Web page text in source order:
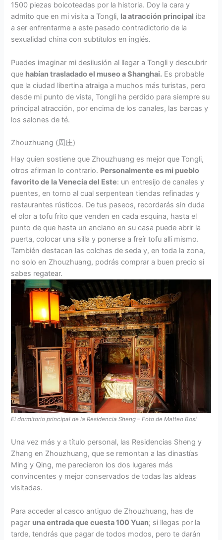
1500 piezas boicoteadas por la historia. Doy la cara y
admito que en mi visita a Tongli, la atracción principal iba
a ser enfrentarme a este pasado contradictorio de la
sexualidad china con subtítulos en inglés.
Puedes imaginar mi desilusión al llegar a Tongli y descubrir
que habían trasladado el museo a Shanghai. Es probable
que la ciudad libertina atraiga a muchos más turistas, pero
desde mi punto de vista, Tongli ha perdido para siempre su
principal atracción, por encima de los canales, las barcas y
los salones de té.
Zhouzhuang (周庄)
Hay quien sostiene que Zhouzhuang es mejor que Tongli,
otros afirman lo contrario. Personalmente es mi pueblo
favorito de la Venecia del Este: un entresijo de canales y
puentes, en torno al cual serpentean tiendas refinadas y
restaurantes rústicos. De tus paseos, recordarás sin duda
el olor a tofu frito que venden en cada esquina, hasta el
punto de que hasta un anciano en su casa puede abrir la
puerta, colocar una silla y ponerse a freír tofu allí mismo.
También destacan las colchas de seda y, en toda la zona,
no solo en Zhouzhuang, podrás comprar a buen precio si
sabes regatear.
El dormitorio principal de la Residencia Sheng – Foto de Matteo Bosi
Una vez más y a título personal, las Residencias Sheng y
Zhang en Zhouzhuang, que se remontan a las dinastías
Ming y Qing, me parecieron los dos lugares más
convincentes y mejor conservados de todas las aldeas
visitadas.
Para acceder al casco antiguo de Zhouzhuang, has de
pagar una entrada que cuesta 100 Yuan; si llegas por la
tarde, tendrás que pagar de todos modos, pero te darán